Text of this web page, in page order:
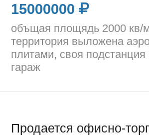
15000000
объщая площядь 2000 кв/
территория выложена
плитами, своя подстанция
гараж
Продается офисно-